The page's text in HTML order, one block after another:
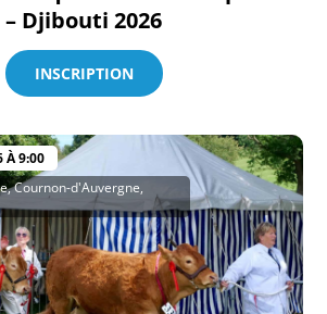
– Djibouti 2026
INSCRIPTION
À 9:00
Cournon-d'Auvergne,